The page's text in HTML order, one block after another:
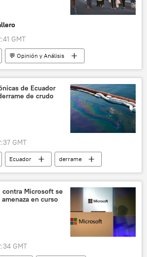
GMT
💬 Opinión y Análisis
de Ecuador
de crudo
GMT
Ecuador
derrame
contra Microsoft se
en curso
GMT